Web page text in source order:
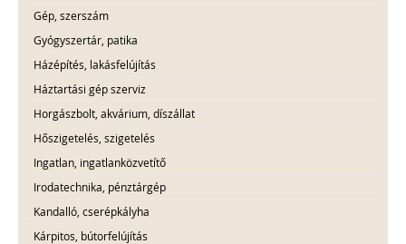
Gép, szerszám
Gyógyszertár, patika
Házépítés, lakásfelújítás
Háztartási gép szerviz
Horgászbolt, akvárium, díszállat
Hőszigetelés, szigetelés
Ingatlan, ingatlanközvetítő
Irodatechnika, pénztárgép
Kandalló, cserépkályha
Kárpitos, bútorfelújítás